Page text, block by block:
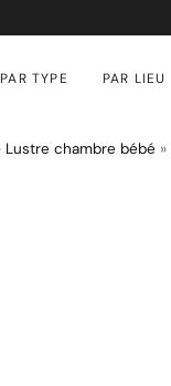
PAR TYPE PAR LIEU
Lustre chambre bébé »